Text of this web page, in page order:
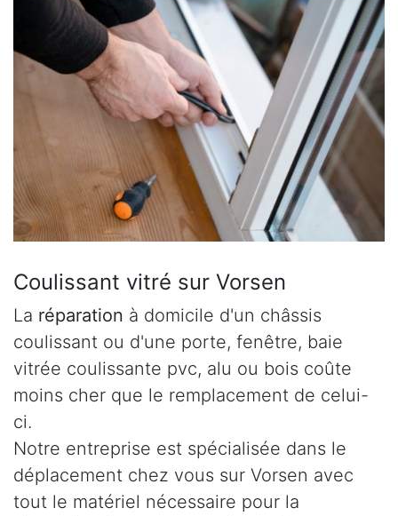
Coulissant vitré sur Vorsen
La réparation à domicile d'un châssis
coulissant ou d'une porte, fenêtre, baie
vitrée coulissante pvc, alu ou bois coûte
moins cher que le remplacement de celui-
ci.
Notre entreprise est spécialisée dans le
déplacement chez vous sur Vorsen avec
tout le matériel nécessaire pour la